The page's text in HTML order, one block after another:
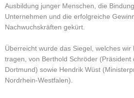
Ausbildung junger Menschen, die
Unternehmen und die erfolgreiche
Nachwuchskräften gekürt.
Überreicht wurde das Siegel, welches
tragen, von Berthold Schröder (Präsident
Dortmund) sowie Hendrik Wüst
Nordrhein-Westfalen).